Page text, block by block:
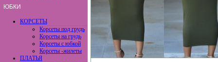
ЮБКИ
КОРСЕТЫ
Корсеты под грудь
Корсеты на грудь
Корсеты с юбкой
Корсеты -жилеты
ПЛАТЬЯ